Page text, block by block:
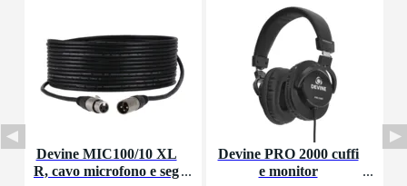
Devine MIC100/10 XL
R, cavo microfono e seg
Devine PRO 2000 cuffi
e monitor